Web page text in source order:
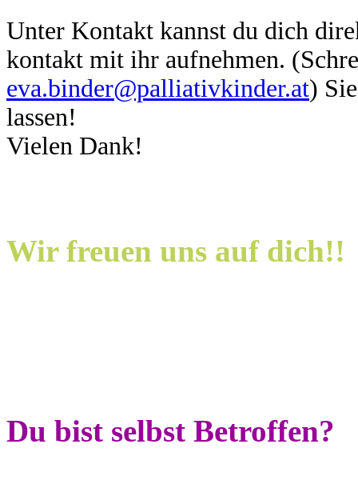
Unter Kontakt kannst du dich
kontakt mit ihr aufnehmen.
eva.binder@palliativkinder.at)
lassen!
Vielen Dank!
Wir freuen uns auf dich!!
Du bist selbst Betroffen?